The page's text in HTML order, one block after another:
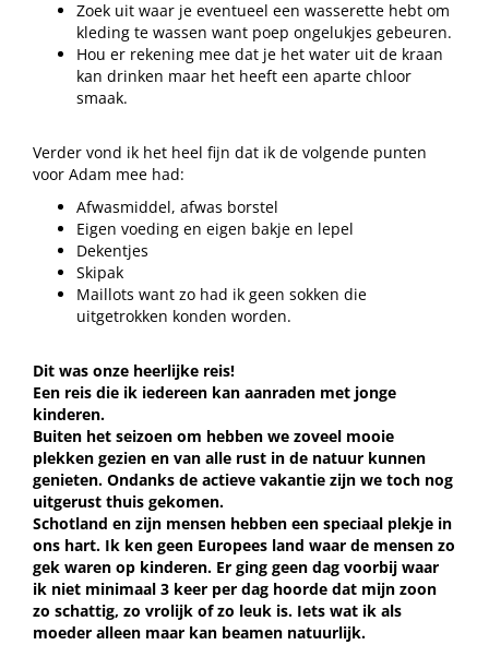
Zoek uit waar je eventueel een wasserette hebt om
kleding te wassen want poep ongelukjes gebeuren.
Hou er rekening mee dat je het water uit de kraan
kan drinken maar het heeft een aparte chloor
smaak.
Verder vond ik het heel fijn dat ik de volgende punten
voor Adam mee had:
Afwasmiddel, afwas borstel
Eigen voeding en eigen bakje en lepel
Dekentjes
Skipak
Maillots want zo had ik geen sokken die
uitgetrokken konden worden.
Dit was onze heerlijke reis!
Een reis die ik iedereen kan aanraden met jonge
kinderen.
Buiten het seizoen om hebben we zoveel mooie
plekken gezien en van alle rust in de natuur kunnen
genieten. Ondanks de actieve vakantie zijn we toch nog
uitgerust thuis gekomen.
Schotland en zijn mensen hebben een speciaal plekje in
ons hart. Ik ken geen Europees land waar de mensen zo
gek waren op kinderen. Er ging geen dag voorbij waar
ik niet minimaal 3 keer per dag hoorde dat mijn zoon
zo schattig, zo vrolijk of zo leuk is. Iets wat ik als
moeder alleen maar kan beamen natuurlijk.